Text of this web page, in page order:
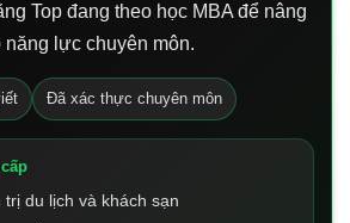
Top đang theo học MBA để nâng
năng lực chuyên môn.
Đã xác thực chuyên môn
du lịch và khách sạn